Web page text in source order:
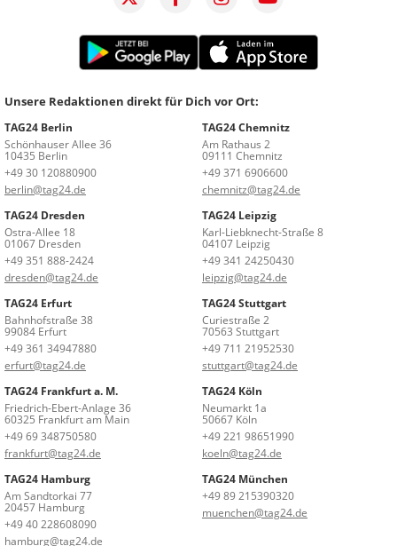
Unsere Redaktionen direkt für Dich vor Ort:
TAG24 Berlin
Schönhauser Allee 36
10435 Berlin
+49 30 120880900
berlin@tag24.de
TAG24 Chemnitz
Am Rathaus 2
09111 Chemnitz
+49 371 6906600
chemnitz@tag24.de
TAG24 Dresden
Ostra-Allee 18
01067 Dresden
+49 351 888-2424
dresden@tag24.de
TAG24 Leipzig
Karl-Liebknecht-Straße 8
04107 Leipzig
+49 341 24250430
leipzig@tag24.de
TAG24 Erfurt
Bahnhofstraße 38
99084 Erfurt
+49 361 34947880
erfurt@tag24.de
TAG24 Stuttgart
Curiestraße 2
70563 Stuttgart
+49 711 21952530
stuttgart@tag24.de
TAG24 Frankfurt a. M.
Friedrich-Ebert-Anlage 36
60325 Frankfurt am Main
+49 69 348750580
frankfurt@tag24.de
TAG24 Köln
Neumarkt 1a
50667 Köln
+49 221 98651990
koeln@tag24.de
TAG24 Hamburg
Am Sandtorkai 77
20457 Hamburg
+49 40 228608090
hamburg@tag24.de
TAG24 München
+49 89 215390320
muenchen@tag24.de